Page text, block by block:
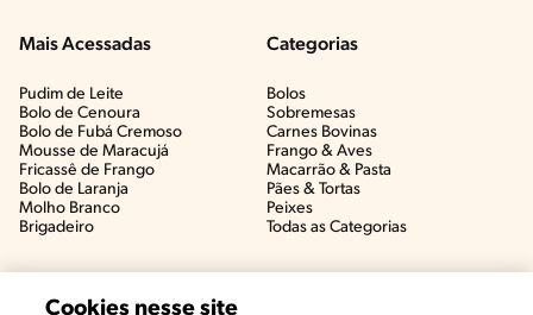
Mais Acessadas
Pudim de Leite
Bolo de Cenoura
Bolo de Fubá Cremoso
Mousse de Maracujá
Fricassê de Frango
Bolo de Laranja
Molho Branco
Brigadeiro
Categorias
Bolos
Sobremesas
Carnes Bovinas​
Frango & Aves​
Macarrão & Pasta​
Pães & Tortas​
Peixes
Todas as Categorias
Cookies nesse site